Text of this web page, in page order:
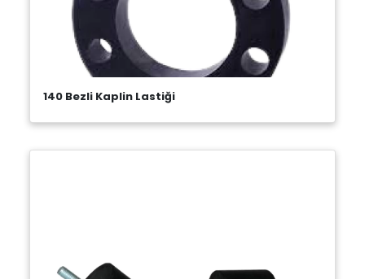
140 Bezli Kaplin Lastiği